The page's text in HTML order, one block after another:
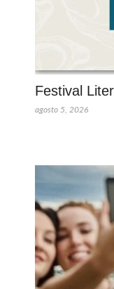
Festival
agosto 5, 2026